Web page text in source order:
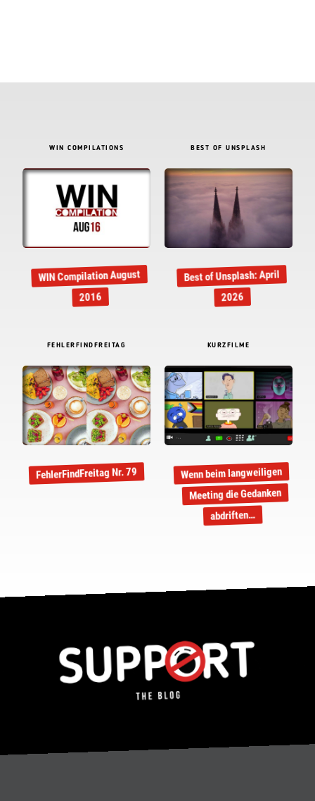
WIN COMPILATIONS
WIN Compilation August
2016
BEST OF UNSPLASH
Best of Unsplash: April
2026
FEHLERFINDFREITAG
FehlerFindFreitag Nr. 79
KURZFILME
Wenn beim langweiligen
Meeting die Gedanken
abdriften…